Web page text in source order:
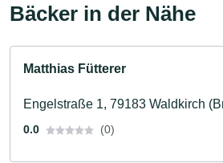
Bäcker in der Nähe
Matthias Fütterer
Engelstraße 1, 79183 Waldkirch
0.0 (0)